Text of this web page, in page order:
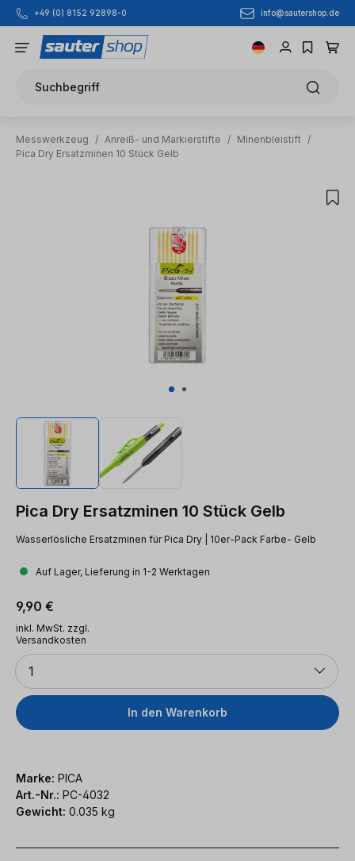
Zum Hauptinhalt springen
+49 (0) 8152 92898-0 info@sautershop.de
Suchbegriff
Messwerkzeug / Anreiß- und Markierstifte / Minenbleistift /
Pica Dry Ersatzminen 10 Stück Gelb
Pica Dry Ersatzminen 10 Stück Gelb
Wasserlösliche Ersatzminen für Pica Dry | 10er-Pack Farbe- Gelb
Auf Lager, Lieferung in 1-2 Werktagen
Regulärer Preis:
9,90 €
inkl. MwSt. zzgl.
Versandkosten
Anzahl
1
In den Warenkorb
Marke: PICA
Art.-Nr.: PC-4032
Gewicht: 0.035 kg